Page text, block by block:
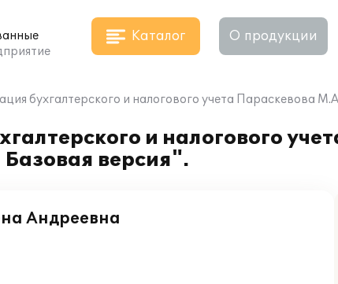
Каталог О продукции
бухгалтерского и налогового учета Параскевова
и налогового
версия".
Андреевна